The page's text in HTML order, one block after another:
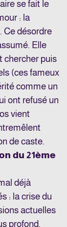
se fait le
: la
Ce désordre
Elle
chercher puis
(ces fameux
comme un
ont refusé un
vient
de caste.
du 21ème
déjà
: la crise du
actuelles
profond.